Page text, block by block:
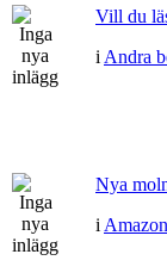
Vill du
i Andra
Nya
i